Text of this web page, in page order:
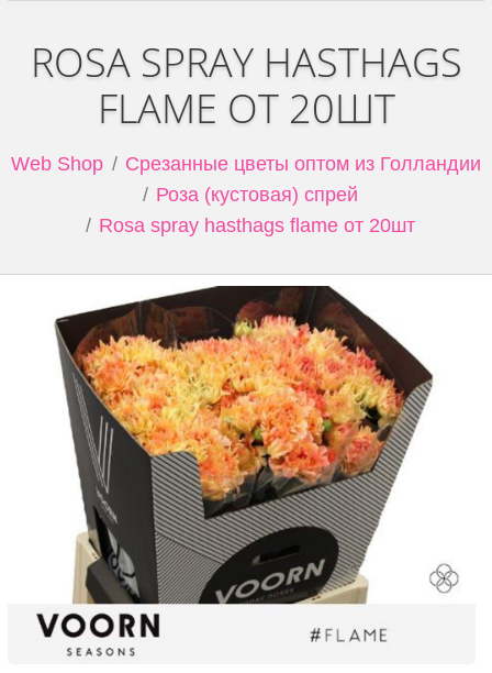
ROSA SPRAY HASTHAGS
FLAME ОТ 20ШТ
Web Shop
Срезанные цветы оптом из Голландии
Роза (кустовая) спрей
Rosa spray hasthags flame от 20шт